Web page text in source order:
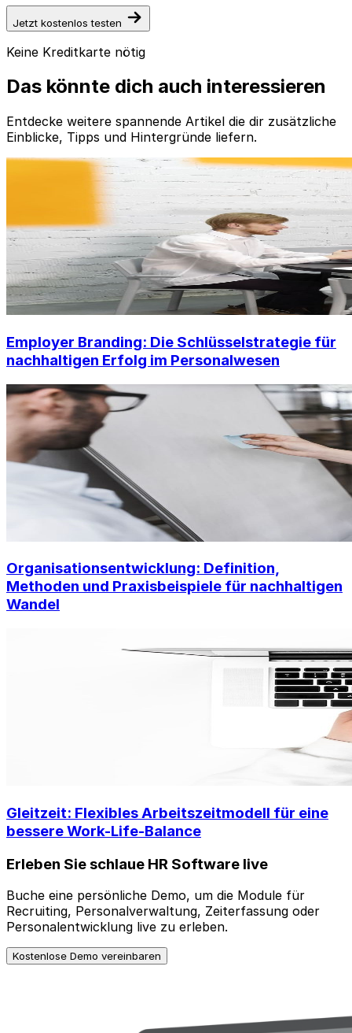
Jetzt kostenlos testen
Keine Kreditkarte nötig
Das könnte dich auch interessieren
Entdecke weitere spannende Artikel die dir zusätzliche
Einblicke, Tipps und Hintergründe liefern.
Employer Branding: Die Schlüsselstrategie für
nachhaltigen Erfolg im Personalwesen
Organisationsentwicklung: Definition,
Methoden und Praxisbeispiele für nachhaltigen
Wandel
Gleitzeit: Flexibles Arbeitszeitmodell für eine
bessere Work-Life-Balance
Erleben Sie schlaue HR Software live
Buche eine persönliche Demo, um die Module für
Recruiting, Personalverwaltung, Zeiterfassung oder
Personalentwicklung live zu erleben.
Kostenlose Demo vereinbaren